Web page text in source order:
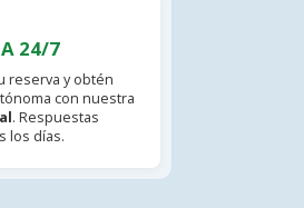
24/7
reserva y obtén
con nuestra
. Respuestas
los días.